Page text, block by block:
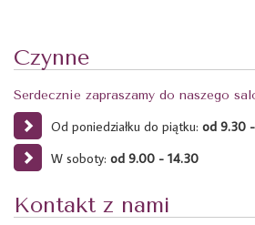
Czynne
Serdecznie zapraszamy do naszego
Od poniedziałku do piątku: od 9.30
W soboty: od 9.00 - 14.30
Kontakt z nami